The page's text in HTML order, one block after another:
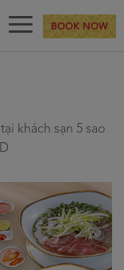
BOOK NOW
khách sạn 5 sao